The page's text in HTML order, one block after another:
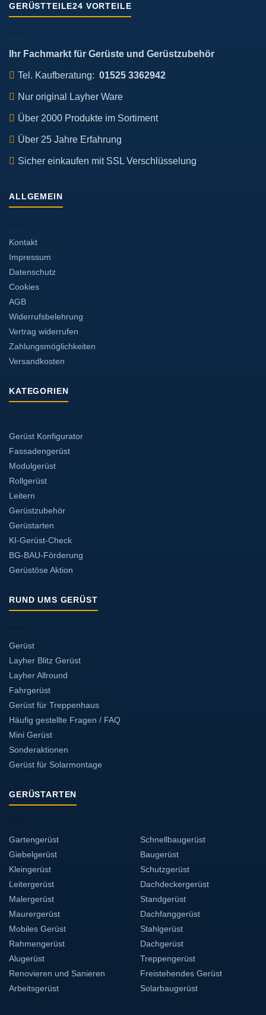
GERÜSTTEILE24 VORTEILE
Ihr Fachmarkt für Gerüste und Gerüstzubehör
Tel. Kaufberatung: 01525 3362942
Nur original Layher Ware
Über 2000 Produkte im Sortiment
Über 25 Jahre Erfahrung
Sicher einkaufen mit SSL Verschlüsselung
ALLGEMEIN
Kontakt
Impressum
Datenschutz
Cookies
AGB
Widerrufsbelehrung
Vertrag widerrufen
Zahlungsmöglichkeiten
Versandkosten
KATEGORIEN
Gerüst Konfigurator
Fassadengerüst
Modulgerüst
Rollgerüst
Leitern
Gerüstzubehör
Gerüstarten
KI-Gerüst-Check
BG-BAU-Förderung
Gerüstöse Aktion
RUND UMS GERÜST
Gerüst
Layher Blitz Gerüst
Layher Allround
Fahrgerüst
Gerüst für Treppenhaus
Häufig gestellte Fragen / FAQ
Mini Gerüst
Sonderaktionen
Gerüst für Solarmontage
GERÜSTARTEN
Gartengerüst
Giebelgerüst
Kleingerüst
Leitergerüst
Malergerüst
Maurergerüst
Mobiles Gerüst
Rahmengerüst
Alugerüst
Renovieren und Sanieren
Arbeitsgerüst
Schnellbaugerüst
Baugerüst
Schutzgerüst
Dachdeckergerüst
Standgerüst
Dachfanggerüst
Stahlgerüst
Dachgerüst
Treppengerüst
Freistehendes Gerüst
Solarbaugerüst